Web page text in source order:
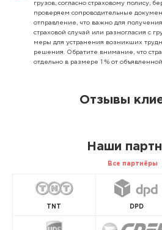
грузов, согласно страховому полису,
проверяем сопроводительные
отправление, что важно для
страховой случай или разногласия с
меры для устранения возникших
решения. Обратите внимание, что
отдельно в размере 1 % от
Отзывы
Наши
Все партнёры
TNT DPD